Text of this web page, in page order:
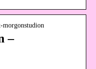
morgonstudion
–